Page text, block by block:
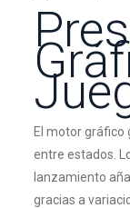
El motor
entre estados.
lanzamiento
gracias a